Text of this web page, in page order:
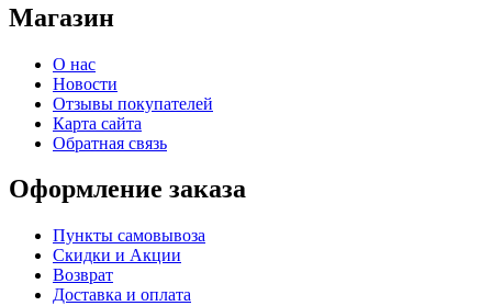
Магазин
О нас
Новости
Отзывы покупателей
Карта сайта
Обратная связь
Оформление заказа
Пункты самовывоза
Скидки и Акции
Возврат
Доставка и оплата